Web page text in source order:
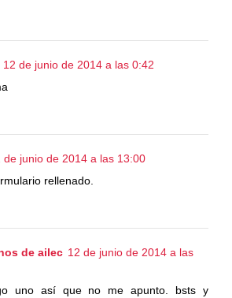
12 de junio de 2014 a las 0:42
de junio de 2014 a las 13:00
rellenado.
de ailec 12 de junio de 2014 a las
uno así que no me apunto. bsts y